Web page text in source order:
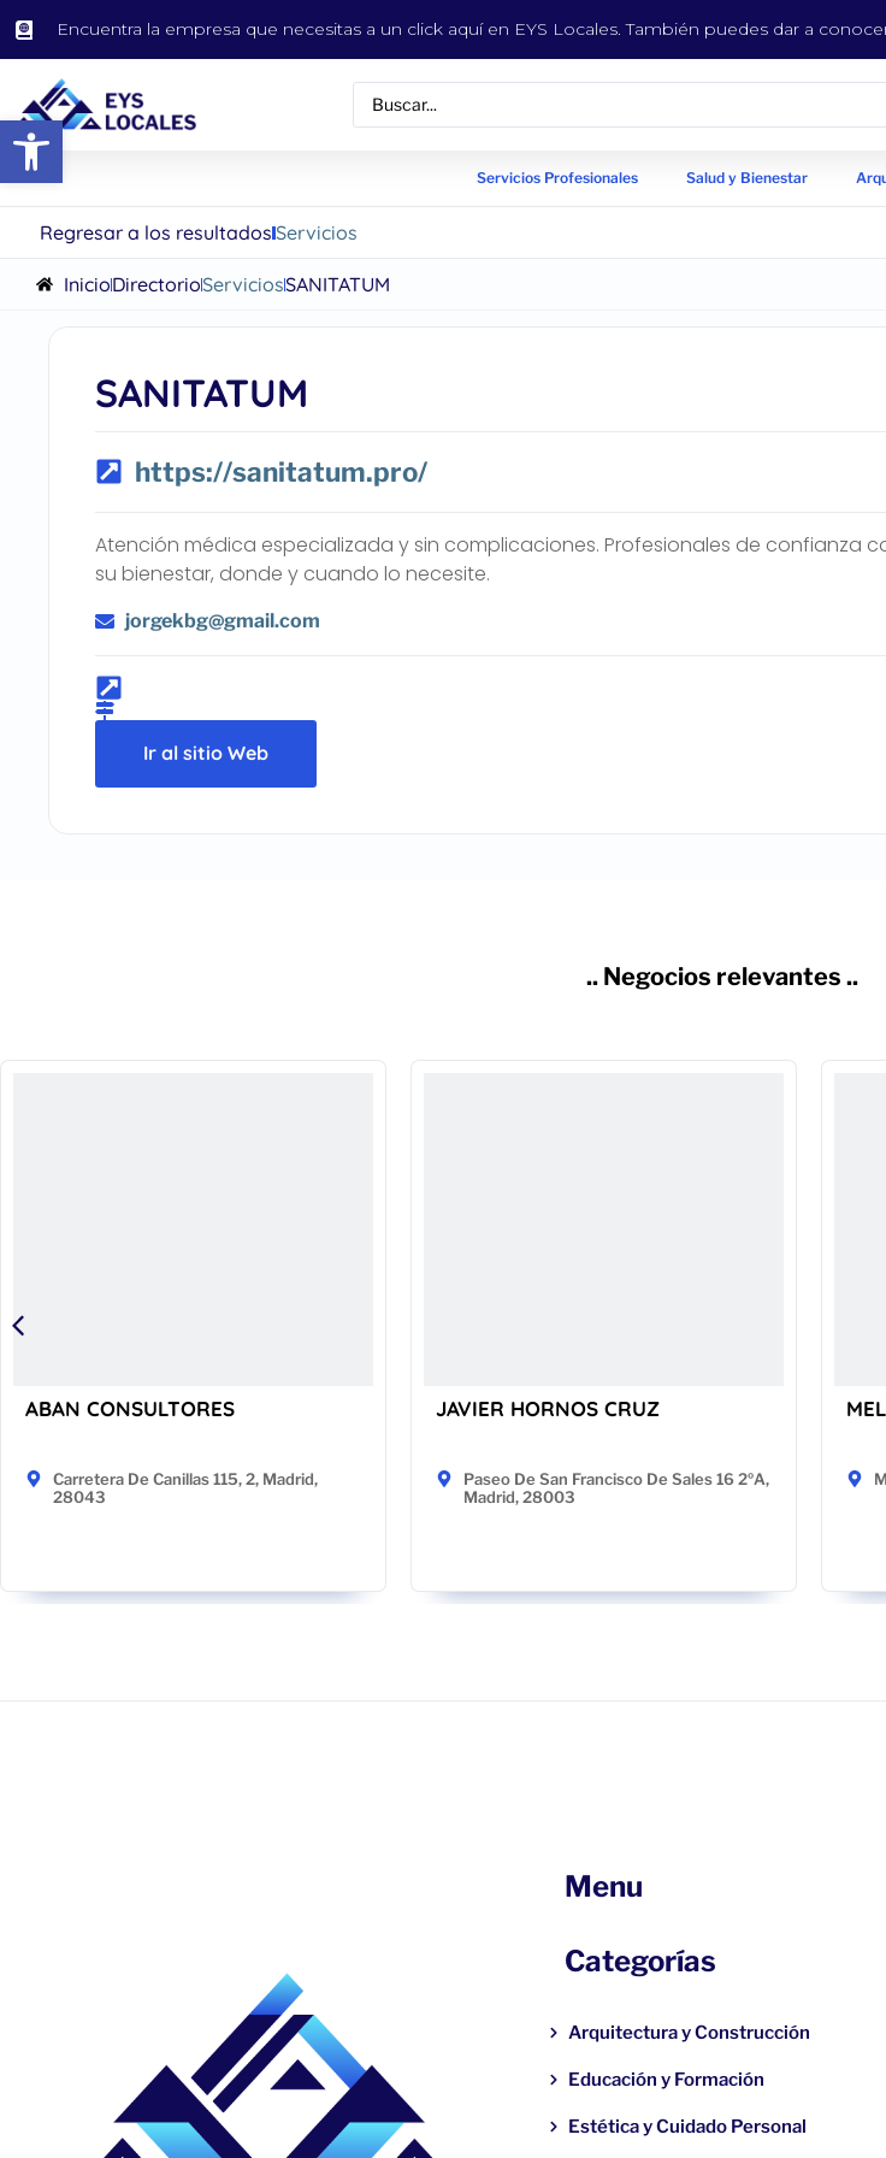
Abrir barra de herramientas
Encuentra la empresa que necesitas a un click aquí en EYS Locales. También puedes dar a
Servicios Profesionales Salud y Bienestar
Regresar a los resultadosServicios
InicioDirectorioServiciosSANITATUM
SANITATUM
https://sanitatum.pro/
Atención médica especializada y sin complicaciones. Profesionales de confianza
su bienestar, donde y cuando lo necesite.
jorgekbg@gmail.com
Ir al sitio Web
.. Negocios relevantes ..
ABAN CONSULTORES
Carretera De Canillas 115, 2, Madrid,
28043
JAVIER HORNOS CRUZ
Paseo De San Francisco De Sales 16 2ºA,
Madrid, 28003
Menu
Categorías
Arquitectura y Construcción
Educación y Formación
Estética y Cuidado Personal